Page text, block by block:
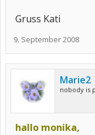
Gruss Kati
9. September 2008
Marie2
nobody is
hallo monika,